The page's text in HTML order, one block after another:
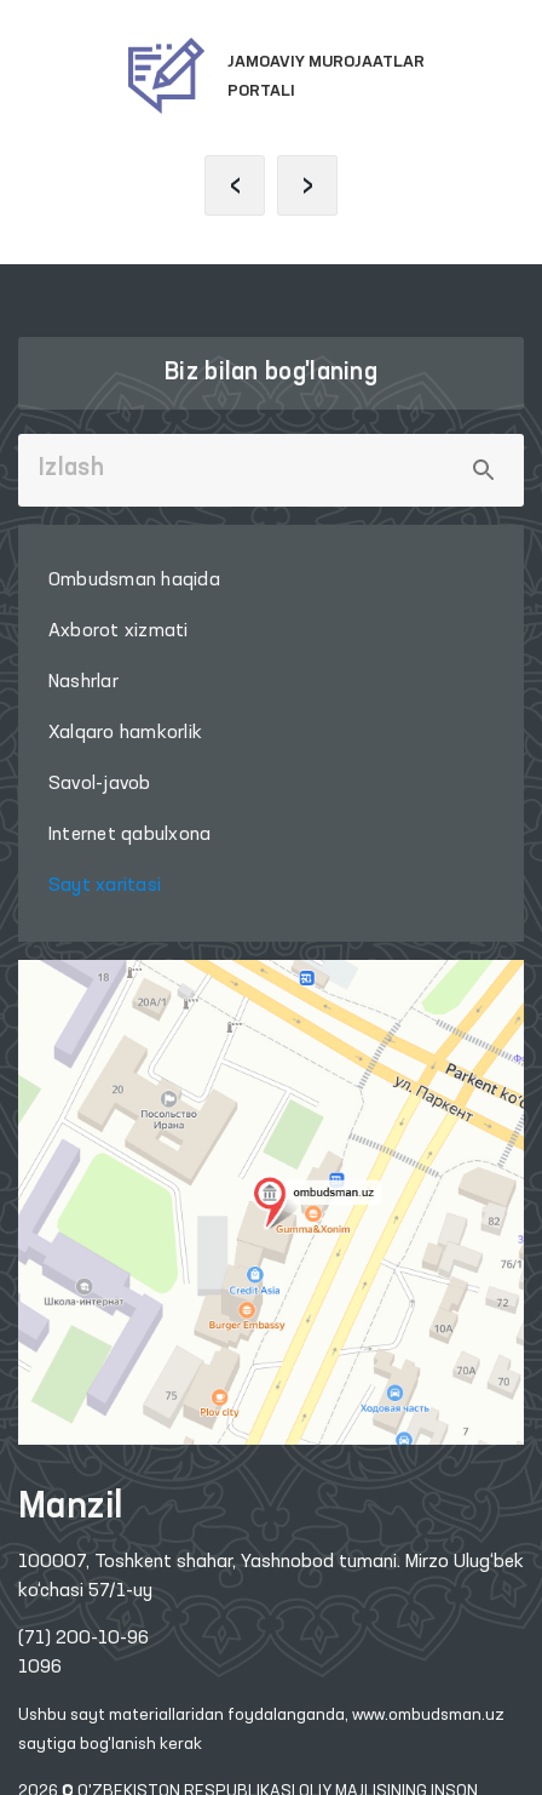
JAMOAVIY MUROJAATLAR
PORTALI
‹ ›
Biz bilan bog'laning
Ombudsman haqida
Axborot xizmati
Nashrlar
Xalqaro hamkorlik
Savol-javob
Internet qabulxona
Sayt xaritasi
Manzil
100007, Toshkent shahar, Yashnobod tumani. Mirzo Ulug‘bek
ko‘chasi 57/1-uy
(71) 200-10-96
1096
Ushbu sayt materiallaridan foydalanganda, www.ombudsman.uz
saytiga bog'lanish kerak
2026 © O'ZBEKISTON RESPUBLIKASI OLIY MAJLISINING INSON